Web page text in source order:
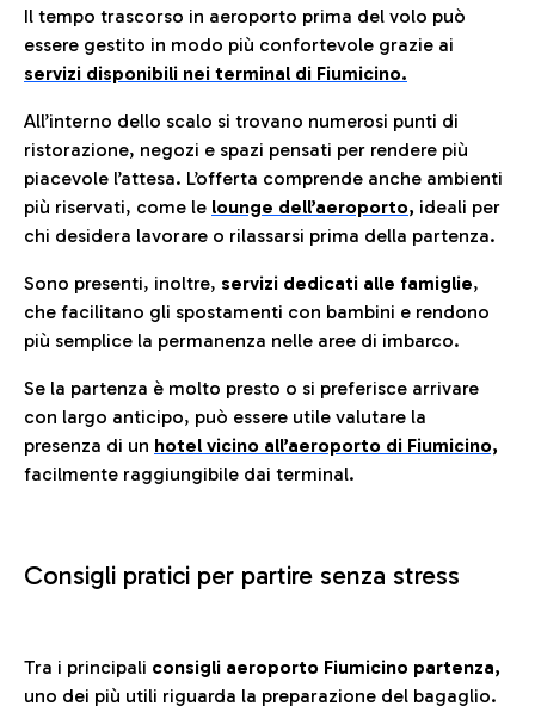
Il tempo trascorso in aeroporto prima del volo può
essere gestito in modo più confortevole grazie ai
servizi disponibili nei terminal di Fiumicino.
All’interno dello scalo si trovano numerosi punti di
ristorazione, negozi e spazi pensati per rendere più
piacevole l’attesa. L’offerta comprende anche ambienti
più riservati, come le lounge dell’aeroporto, ideali per
chi desidera lavorare o rilassarsi prima della partenza.
Sono presenti, inoltre, servizi dedicati alle famiglie,
che facilitano gli spostamenti con bambini e rendono
più semplice la permanenza nelle aree di imbarco.
Se la partenza è molto presto o si preferisce arrivare
con largo anticipo, può essere utile valutare la
presenza di un hotel vicino all’aeroporto di Fiumicino,
facilmente raggiungibile dai terminal.
Consigli pratici per partire senza stress
Tra i principali consigli aeroporto Fiumicino partenza,
uno dei più utili riguarda la preparazione del bagaglio.